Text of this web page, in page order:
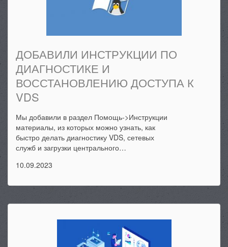
ДОБАВИЛИ ИНСТРУКЦИИ ПО
ДИАГНОСТИКЕ И
ВОССТАНОВЛЕНИЮ ДОСТУПА К
VDS
Мы добавили в раздел Помощь->Инструкции
материалы, из которых можно узнать, как
быстро делать диагностику VDS, сетевых
служб и загрузки центрального…
10.09.2023